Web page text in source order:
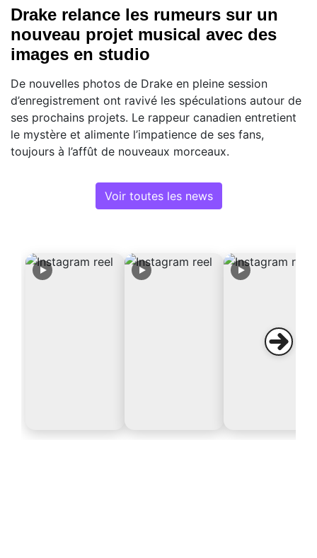
Drake relance les rumeurs sur un
nouveau projet musical avec des
images en studio
De nouvelles photos de Drake en pleine session
d’enregistrement ont ravivé les spéculations autour de
ses prochains projets. Le rappeur canadien entretient
le mystère et alimente l’impatience de ses fans,
toujours à l’affût de nouveaux morceaux.
Voir toutes les news